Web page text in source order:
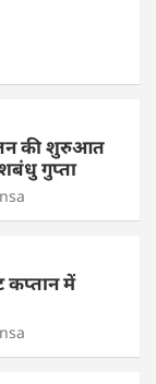
की शुरुआत
गुप्ता
कप्तान में